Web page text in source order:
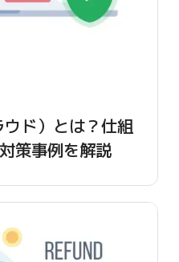
ド）とは？仕組
策事例を解説